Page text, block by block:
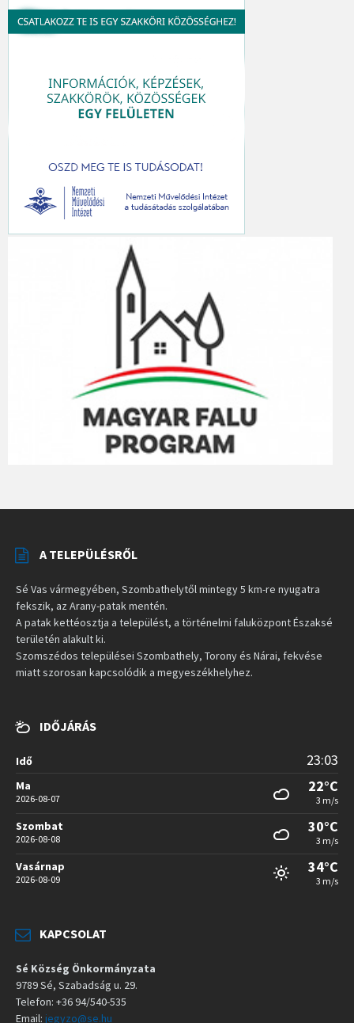
A TELEPÜLÉSRŐL
Sé Vas vármegyében, Szombathelytől mintegy 5 km-re nyugatra
fekszik, az Arany-patak mentén.
A patak kettéosztja a települést, a történelmi faluközpont Északsé
területén alakult ki.
Szomszédos települései Szombathely, Torony és Nárai, fekvése
miatt szorosan kapcsolódik a megyeszékhelyhez.
IDŐJÁRÁS
Idő 23:03
Ma
2026-08-07
22°C
3 m/s
Szombat
2026-08-08
30°C
3 m/s
Vasárnap
2026-08-09
34°C
3 m/s
KAPCSOLAT
Sé Község Önkormányzata
9789 Sé, Szabadság u. 29.
Telefon: +36 94/540-535
Email: jegyzo@se.hu